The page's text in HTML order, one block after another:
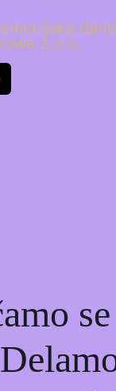
z.o.o.